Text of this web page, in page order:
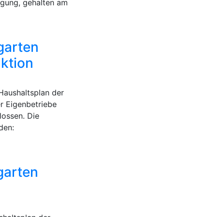
gehalten am
der
Eigenbetriebe
Die